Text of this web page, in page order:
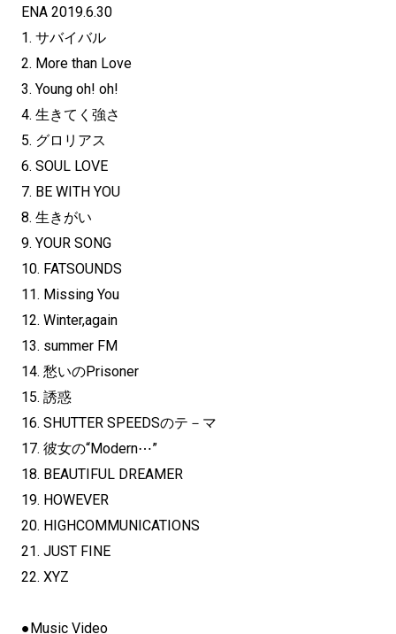
ENA 2019.6.30
1. サバイバル
2. More than Love
3. Young oh! oh!
4. 生きてく強さ
5. グロリアス
6. SOUL LOVE
7. BE WITH YOU
8. 生きがい
9. YOUR SONG
10. FATSOUNDS
11. Missing You
12. Winter,again
13. summer FM
14. 愁いのPrisoner
15. 誘惑
16. SHUTTER SPEEDSのテ－マ
17. 彼女の“Modern⋯”
18. BEAUTIFUL DREAMER
19. HOWEVER
20. HIGHCOMMUNICATIONS
21. JUST FINE
22. XYZ
●Music Video